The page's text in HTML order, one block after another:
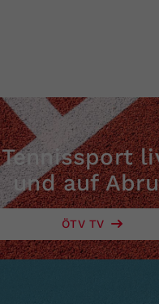
Tennissport
und auf
ÖTV TV